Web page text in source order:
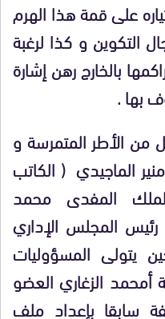
على قمة هذا الهرم
التكوين و كذا لرغبة
بالخارج رهن إشارة
بها .
من الأطر المتمرسة و
الماجيدي ( الكاتب
المفدى محمد
المجلس الإداري
يتولى المسؤوليات
أمحمد الزغاري العضو
سابقا بإعداد ملف